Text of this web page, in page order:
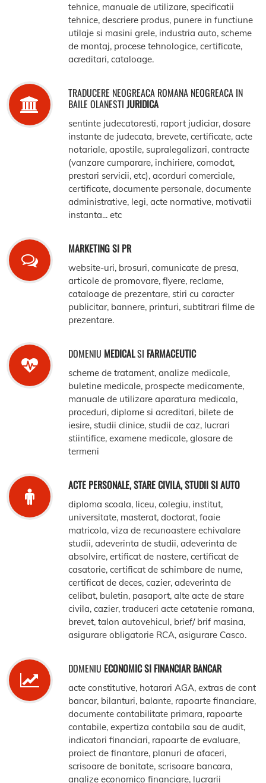
tehnice, manuale de utilizare, specificatii
tehnice, descriere produs, punere in functiune
utilaje si masini grele, industria auto, scheme
de montaj, procese tehnologice, certificate,
acreditari, cataloage.
TRADUCERE NEOGREACA ROMANA NEOGREACA IN
BAILE OLANESTI JURIDICA
sentinte judecatoresti, raport judiciar, dosare
instante de judecata, brevete, certificate, acte
notariale, apostile, supralegalizari, contracte
(vanzare cumparare, inchiriere, comodat,
prestari servicii, etc), acorduri comerciale,
certificate, documente personale, documente
administrative, legi, acte normative, motivatii
instanta... etc
MARKETING SI PR
website-uri, brosuri, comunicate de presa,
articole de promovare, flyere, reclame,
cataloage de prezentare, stiri cu caracter
publicitar, bannere, printuri, subtitrari filme de
prezentare.
DOMENIU MEDICALSI FARMACEUTIC
scheme de tratament, analize medicale,
buletine medicale, prospecte medicamente,
manuale de utilizare aparatura medicala,
proceduri, diplome si acreditari, bilete de
iesire, studii clinice, studii de caz, lucrari
stiintifice, examene medicale, glosare de
termeni
ACTE PERSONALE, STARE CIVILA, STUDII SI AUTO
diploma scoala, liceu, colegiu, institut,
universitate, masterat, doctorat, foaie
matricola, viza de recunoastere echivalare
studii, adeverinta de studii, adeverinta de
absolvire, ertificat de nastere, certificat de
casatorie, certificat de schimbare de nume,
certificat de deces, cazier, adeverinta de
celibat, buletin, pasaport, alte acte de stare
civila, cazier, traduceri acte cetatenie romana,
brevet, talon autovehicul, brief/ brif masina,
asigurare obligatorie RCA, asigurare Casco.
DOMENIU ECONOMIC SI FINANCIAR BANCAR
acte constitutive, hotarari AGA, extras de cont
bancar, bilanturi, balante, rapoarte financiare,
documente contabilitate primara, rapoarte
contabile, expertiza contabila sau de audit,
indicatori financiari, rapoarte de evaluare,
proiect de finantare, planuri de afaceri,
scrisoare de bonitate, scrisoare bancara,
analize economico financiare, lucrarii